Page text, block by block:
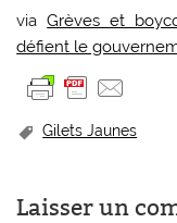
viaGrèves et
défient le
Gilets Jaunes
Laisser un